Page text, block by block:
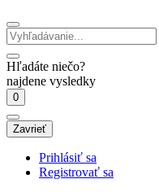
Hľadáte niečo?
najdene vysledky
0
Zavrieť
Prihlásiť sa
Registrovať sa